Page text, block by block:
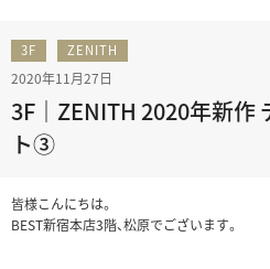
3F ZENITH
2020年11月27日
3F｜ZENITH 2020年新作
ト③
皆様こんにちは。
BEST新宿本店3階、松原でございます。